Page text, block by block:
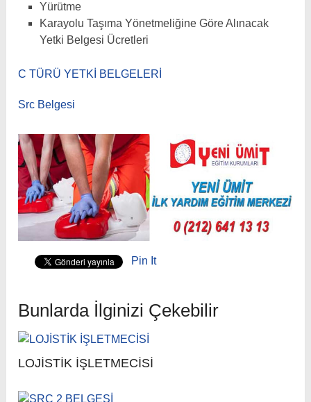
Yürütme
Karayolu Taşıma Yönetmeliğine Göre Alınacak
Yetki Belgesi Ücretleri
C TÜRÜ YETKİ BELGELERİ
Src Belgesi
Pin It
Bunlarda İlginizi Çekebilir
LOJİSTİK İŞLETMECİSİ